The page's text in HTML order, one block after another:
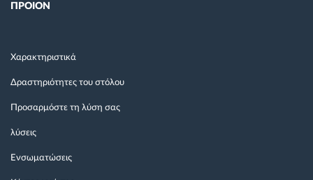
ΠΡΟΙΟΝ
Χαρακτηριστικά
Δραστηριότητες του στόλου
Προσαρμόστε τη λύση σας
λύσεις
Ενσωματώσεις